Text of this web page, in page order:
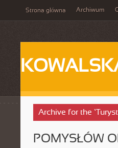
Strona główna Archiwum
Archive for the
POMYSŁÓW